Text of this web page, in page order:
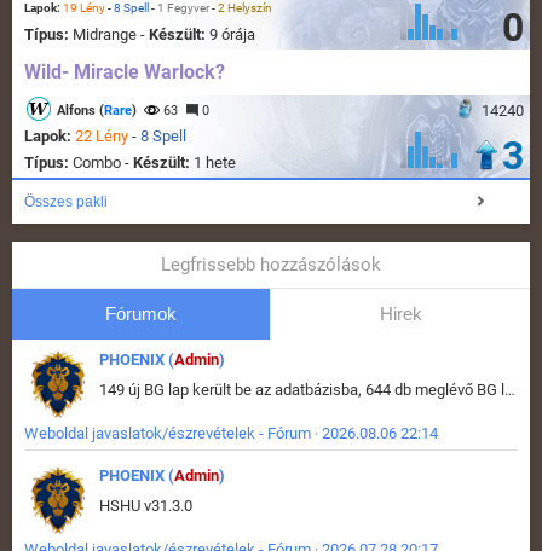
Lapok: 19 Lény-8 Spell - 1 Fegyver-2 Helyszín
Típus: Midrange - Készült: 9 órája 0
Wild- Miracle Warlock?
14240
Alfons (Rare) 63 0
Lapok: 22 Lény - 8 Spell
Típus: Combo - Készült: 1 hete 3
Összes pakli
Legfrissebb hozzászólások
Fórumok Hirek
PHOENIX (Admin)
149 új BG lap került be az adatbázisba, 644 db meglévő BG lap módosult, bekerültek az új képek a megváltozott lapokhoz is.
Weboldal javaslatok/észrevételek - Fórum · 2026.08.06 22:14
PHOENIX (Admin)
HSHU v31.3.0